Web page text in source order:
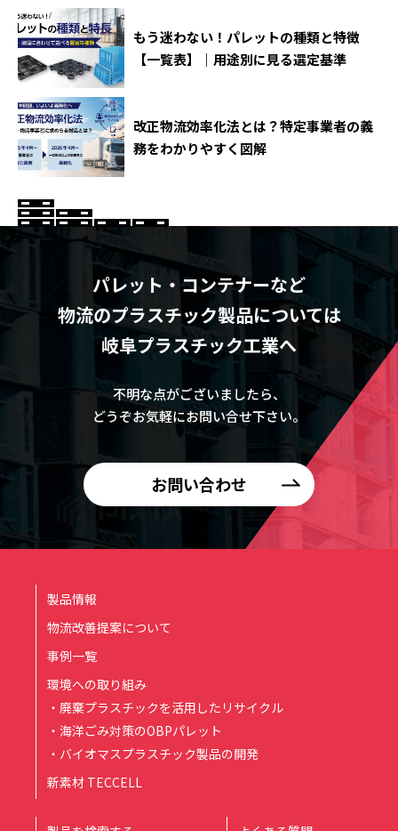
もう迷わない！パレットの種類と特徴
【一覧表】｜用途別に見る選定基準
改正物流効率化法とは？特定事業者の義
務をわかりやすく図解
パレット・コンテナーなど
物流のプラスチック製品については
岐阜プラスチック工業へ
不明な点がございましたら、
どうぞお気軽にお問い合せ下さい。
お問い合わせ
製品情報
物流改善提案について
事例一覧
環境への取り組み
・廃棄プラスチックを活用したリサイクル
・海洋ごみ対策のOBPパレット
・バイオマスプラスチック製品の開発
新素材 TECCELL